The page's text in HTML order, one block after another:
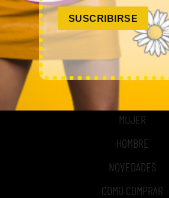
BLOG
REGISTRO
COMPRA POR KILOS
MUJER
HOMBRE
NOVEDADES
COMO COMPRAR
SUSCRIBIRSE